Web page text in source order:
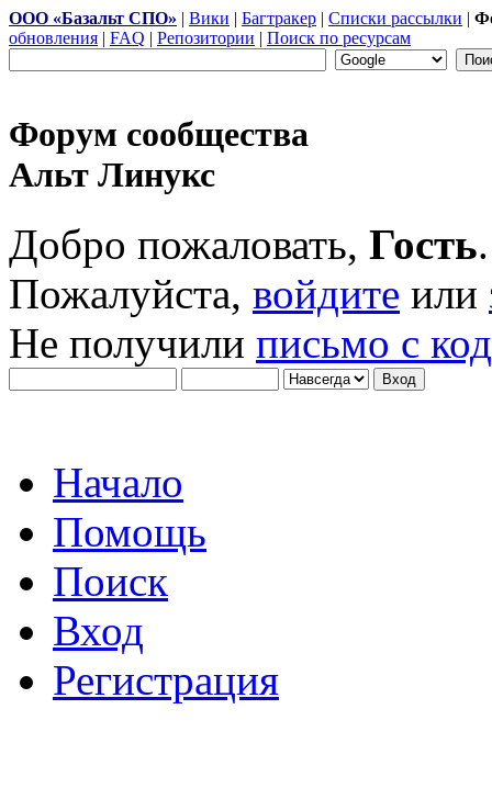
ООО «Базальт СПО» | Вики | Багтракер | Списки рассылки |
обновления | FAQ | Репозитории | Поиск по ресурсам
Форум сообщества
Альт Линукс
Добро пожаловать, Гость.
Пожалуйста, войдите или
Не получили письмо с
Начало
Помощь
Поиск
Вход
Регистрация